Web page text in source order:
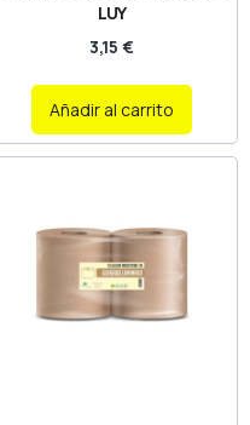
LUY
3,15 €
Añadir al carrito